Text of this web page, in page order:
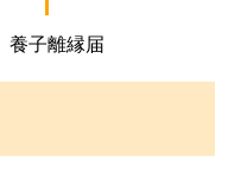
養子離縁届